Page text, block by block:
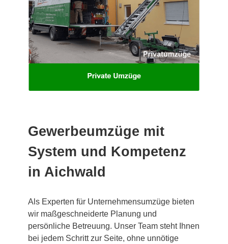
Gewerbeumzüge mit
System und Kompetenz
in Aichwald
Als Experten für Unternehmensumzüge bieten
wir maßgeschneiderte Planung und
persönliche Betreuung. Unser Team steht Ihnen
bei jedem Schritt zur Seite, ohne unnötige